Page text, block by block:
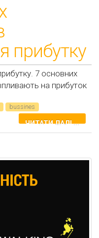
прибутку
7 основних
на прибуток
bussines
ЧИТАТИ ДАЛІ ...